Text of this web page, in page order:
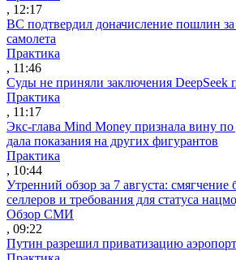
, 12:17
ВС подтвердил доначисление пошлин
самолета
Практика
, 11:46
Суды не приняли заключения DeepSeek
Практика
, 11:17
Экс-глава Mind Money признала вину
дала показания на других фигурантов
Практика
, 10:44
Утренний обзор за 7 августа: смягчение
селлеров и требования для статуса
Обзор СМИ
, 09:22
Путин разрешил приватизацию